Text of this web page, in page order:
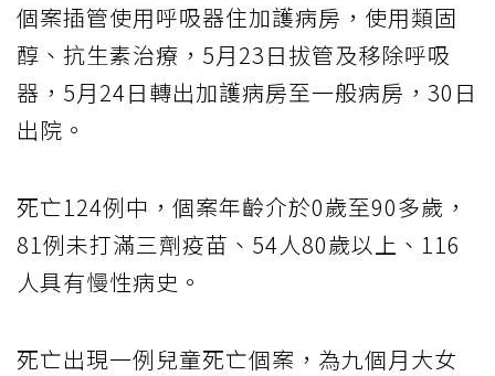
個案插管使用呼吸器住加護病房，使用類固
醇、抗生素治療，5月23日拔管及移除呼吸
器，5月24日轉出加護病房至一般病房，30日
出院。
死亡124例中，個案年齡介於0歲至90多歲，
81例未打滿三劑疫苗、54人80歲以上、116
人具有慢性病史。
死亡出現一例兒童死亡個案，為九個月大女